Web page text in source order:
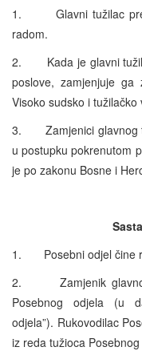
1. Glavni tužilac
radom.
2. Kada je glavni
poslove, zamjenjuje ga
Visoko sudsko i
3. Zamjenici glavnog
u postupku pokrenutom
je po zakonu Bosne i
1. Posebni odjel čine
2. Zamjenik glavnog
Posebnog odjela (u
odjela”). Rukovodilac
iz reda tužioca